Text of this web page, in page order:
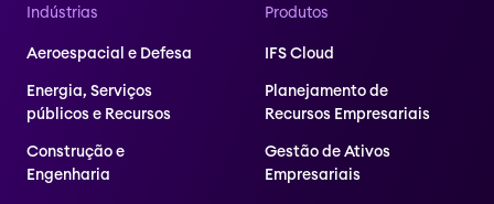
Indústrias
Aeroespacial e Defesa
Energia, Serviços
públicos e Recursos
Construção e
Engenharia
Produtos
IFS Cloud
Planejamento de
Recursos Empresariais
Gestão de Ativos
Empresariais